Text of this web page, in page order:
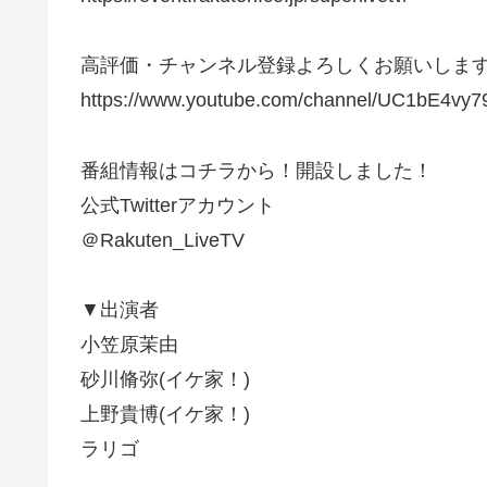
高評価・チャンネル登録よろしくお願いします
https://www.youtube.com/channel/
番組情報はコチラから！開設しました！
公式Twitterアカウント
＠Rakuten_LiveTV
▼出演者
小笠原茉由
砂川脩弥(イケ家！)
上野貴博(イケ家！)
ラリゴ